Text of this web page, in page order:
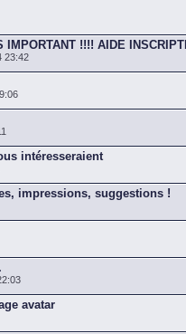
IMPORTANT !!!! AIDE
23:42
intéresseraient
impressions, suggestions !
avatar